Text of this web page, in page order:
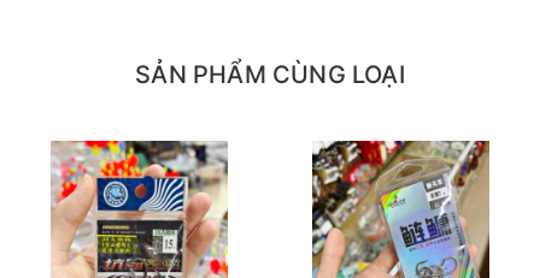
SẢN PHẨM CÙNG LOẠI